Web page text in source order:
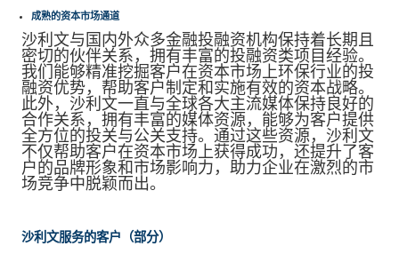
成熟的资本市场通道
沙利文与国内外众多金融投融资机构保持着长期且
密切的伙伴关系，拥有丰富的投融资类项目经验。
我们能够精准挖掘客户在资本市场上环保行业的投
融资优势，帮助客户制定和实施有效的资本战略。
此外，沙利文一直与全球各大主流媒体保持良好的
合作关系，拥有丰富的媒体资源，能够为客户提供
全方位的投关与公关支持。通过这些资源，沙利文
不仅帮助客户在资本市场上获得成功，还提升了客
户的品牌形象和市场影响力，助力企业在激烈的市
场竞争中脱颖而出。
沙利文服务的客户（部分）